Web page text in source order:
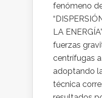
fenómeno
LA
fuerzas
centrífugas
adoptando
técnica